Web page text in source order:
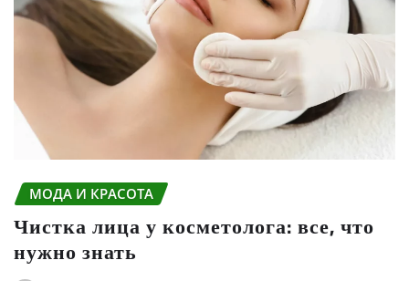
МОДА И КРАСОТА
Чистка лица у косметолога: все, что
нужно знать